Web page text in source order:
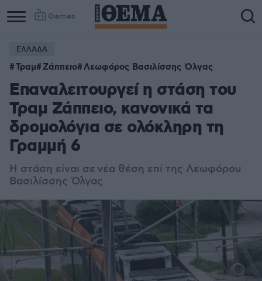
Games
ΕΛΛΑΔΑ
Τραμ Ζάππειο Λεωφόρος Βασιλίσσης Όλγας
Επαναλειτουργεί η στάση του
Τραμ Ζάππειο, κανονικά τα
δρομολόγια σε ολόκληρη τη
Γραμμή 6
Η στάση είναι σε νέα θέση επί της Λεωφόρου
Βασιλίσσης Όλγας